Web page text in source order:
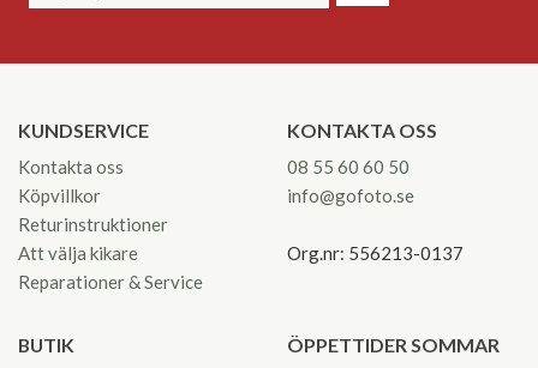
KUNDSERVICE
Kontakta oss
Köpvillkor
Returinstruktioner
Att välja kikare
Reparationer & Service
KONTAKTA OSS
08 55 60 60 50
info@gofoto.se
Org.nr: 556213-0137
BUTIK ÖPPETTIDER SOMMAR